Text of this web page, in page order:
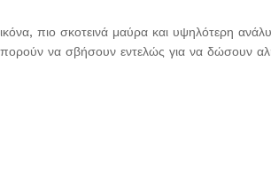
πιο σκοτεινά μαύρα και υψηλότερη
να σβήσουν εντελώς για να δώσουν